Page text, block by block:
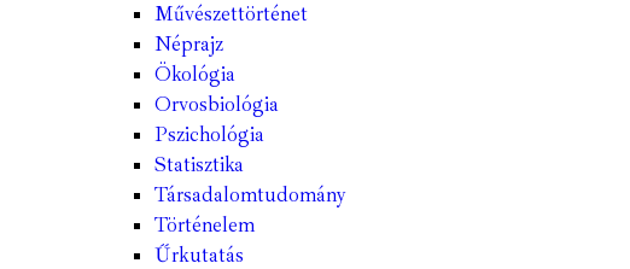
Művészettörténet
Néprajz
Ökológia
Orvosbiológia
Pszichológia
Statisztika
Társadalomtudomány
Történelem
Űrkutatás